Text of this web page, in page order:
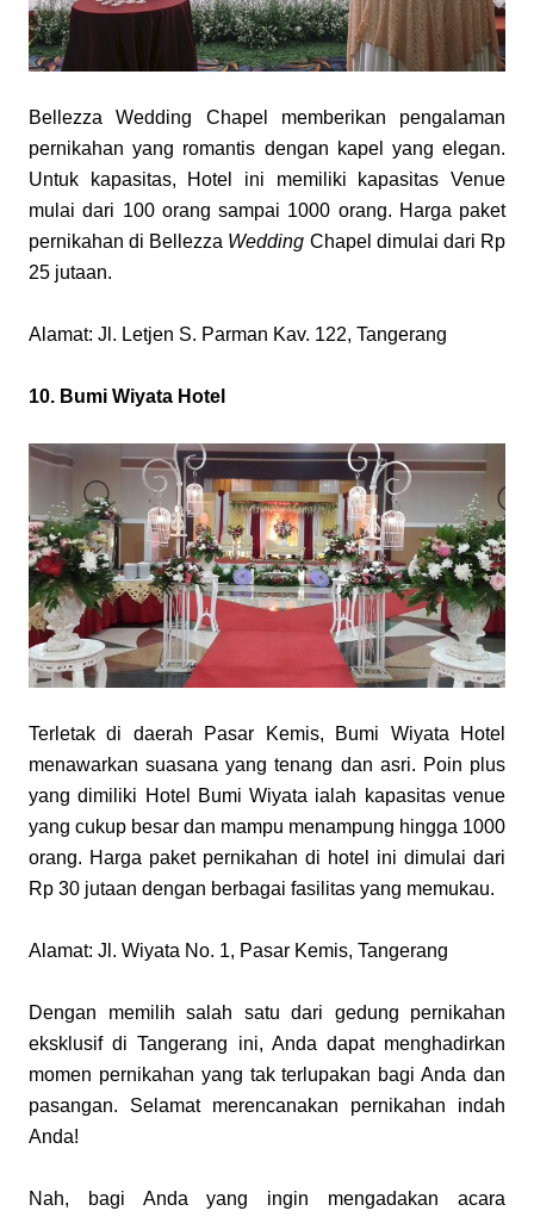
Bellezza Wedding Chapel memberikan pengalaman
pernikahan yang romantis dengan kapel yang elegan.
Untuk kapasitas, Hotel ini memiliki kapasitas Venue
mulai dari 100 orang sampai 1000 orang. Harga paket
pernikahan di Bellezza Wedding Chapel dimulai dari Rp
25 jutaan.
Alamat: Jl. Letjen S. Parman Kav. 122, Tangerang
10. Bumi Wiyata Hotel
Terletak di daerah Pasar Kemis, Bumi Wiyata Hotel
menawarkan suasana yang tenang dan asri. Poin plus
yang dimiliki Hotel Bumi Wiyata ialah kapasitas venue
yang cukup besar dan mampu menampung hingga 1000
orang. Harga paket pernikahan di hotel ini dimulai dari
Rp 30 jutaan dengan berbagai fasilitas yang memukau.
Alamat: Jl. Wiyata No. 1, Pasar Kemis, Tangerang
Dengan memilih salah satu dari gedung pernikahan
eksklusif di Tangerang ini, Anda dapat menghadirkan
momen pernikahan yang tak terlupakan bagi Anda dan
pasangan. Selamat merencanakan pernikahan indah
Anda!
Nah, bagi Anda yang ingin mengadakan acara